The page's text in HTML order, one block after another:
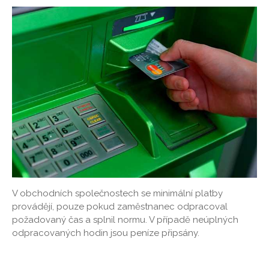
V obchodních společnostech se minimální platby
provádějí, pouze pokud zaměstnanec odpracoval
požadovaný čas a splnil normu. V případě neúplných
odpracovaných hodin jsou peníze připsány.